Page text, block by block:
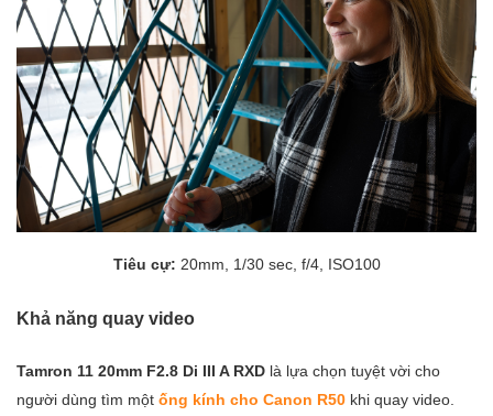
Tiêu cự: 20mm, 1/30 sec, f/4, ISO100
Khả năng quay video
Tamron 11 20mm F2.8 Di III A RXD là lựa chọn tuyệt vời cho
người dùng tìm một ống kính cho Canon R50 khi quay video.